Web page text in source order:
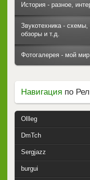
История - разное,
Звукотехника - схемы,
обзоры и т.д.
Фотогалерея - мой мир
Навигация по
Ollleg
DmTch
Sergjazz
burgui